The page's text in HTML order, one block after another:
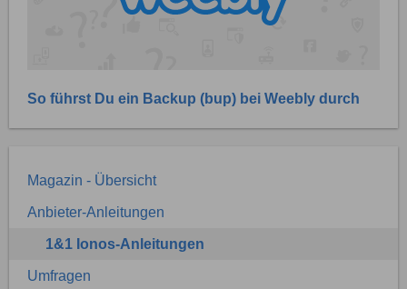
So führst Du ein Backup (bup) bei Weebly durch
Magazin - Übersicht
Anbieter-Anleitungen
1&1 Ionos-Anleitungen
Umfragen